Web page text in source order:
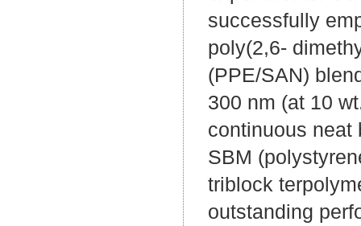
successfully
poly(2,6-
(PPE/SAN)
300 nm (at 10
continuous neat
SBM
triblock
outstanding